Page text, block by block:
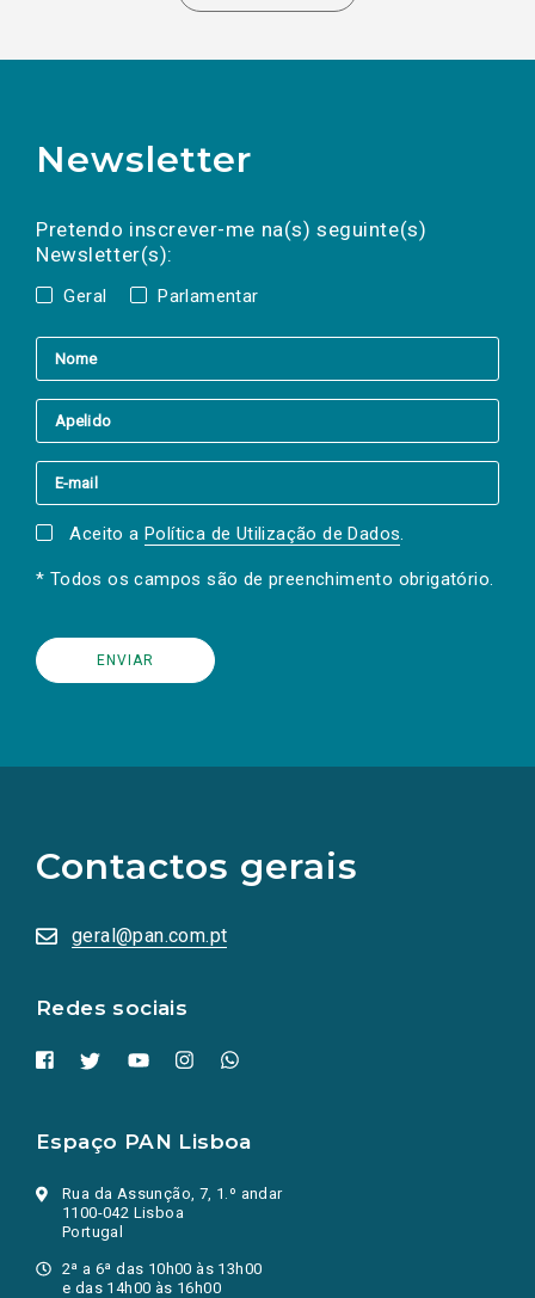
Newsletter
Pretendo inscrever-me na(s) seguinte(s)
Newsletter(s):
Geral Parlamentar
a(s) newsletter(s).
mail
Aceito a Política de Utilização de Dados.
* Todos os campos são de preenchimento obrigatório.
Contactos gerais
geral@pan.com.pt
Redes sociais
redes
sociais
numa
nova
Espaço PAN Lisboa
Rua da Assunção, 7, 1.º andar
1100-042 Lisboa
Portugal
2ª a 6ª das 10h00 às 13h00
e das 14h00 às 16h00